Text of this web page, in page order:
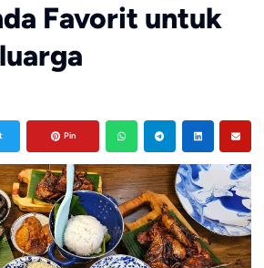
Favorit untuk
Pin